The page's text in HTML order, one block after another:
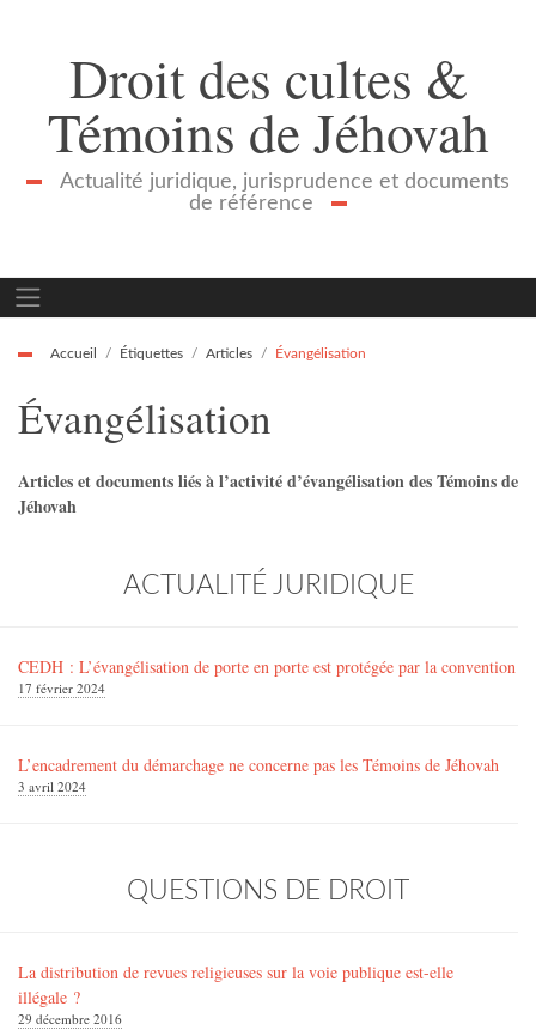
Droit des cultes &
Témoins de Jéhovah
Actualité juridique, jurisprudence et documents
de référence
Accueil Étiquettes Articles Évangélisation
Évangélisation
Articles et documents liés à l’activité d’évangélisation des Témoins de
Jéhovah
ACTUALITÉ JURIDIQUE
CEDH : L’évangélisation de porte en porte est protégée par la convention
17 février 2024
L’encadrement du démarchage ne concerne pas les Témoins de Jéhovah
3 avril 2024
QUESTIONS DE DROIT
La distribution de revues religieuses sur la voie publique est-elle
illégale ?
29 décembre 2016